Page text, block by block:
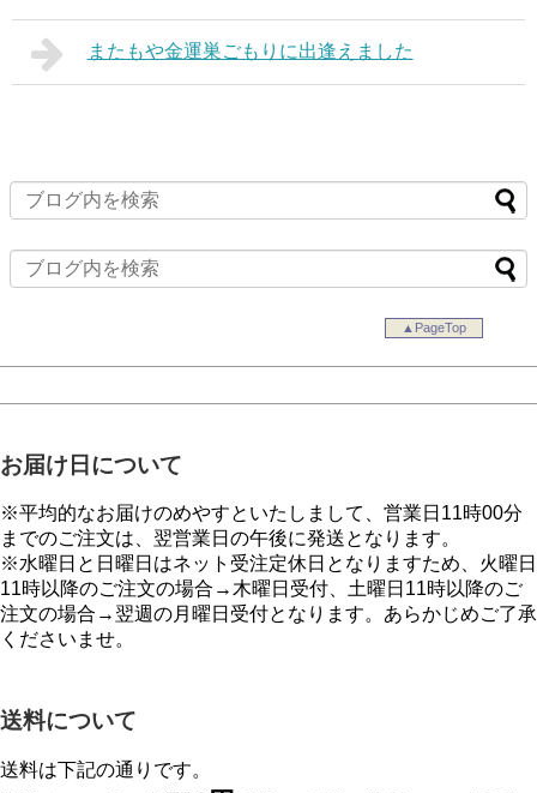
またもや金運巣ごもりに出逢えました
▲PageTop
お届け日について
※平均的なお届けのめやすといたしまして、営業日11時00分
までのご注文は、翌営業日の午後に発送となります。
※水曜日と日曜日はネット受注定休日となりますため、火曜日
11時以降のご注文の場合→木曜日受付、土曜日11時以降のご
注文の場合→翌週の月曜日受付となります。あらかじめご了承
くださいませ。
送料について
送料は下記の通りです。